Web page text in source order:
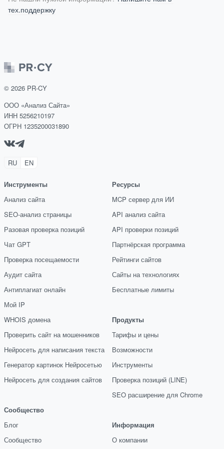
тех.поддержку
© 2026 PR-CY
ООО «Анализ Сайта»
ИНН 5256210197
ОГРН 1235200031890
RU EN
Инструменты
Анализ сайта
SEO-анализ страницы
Разовая проверка позиций
Чат GPT
Проверка посещаемости
Аудит сайта
Антиплагиат онлайн
Мой IP
WHOIS домена
Проверить сайт на мошенников
Нейросеть для написания текста
Генератор картинок Нейросетью
Нейросеть для создания сайтов
Сообщество
Блог
Сообщество
Ресурсы
MCP сервер для ИИ
API анализ сайта
API проверки позиций
Партнёрская программа
Рейтинги сайтов
Сайты на технологиях
Бесплатные лимиты
Продукты
Тарифы и цены
Возможности
Инструменты
Проверка позиций (LINE)
SEO расширение для Chrome
Информация
О компании